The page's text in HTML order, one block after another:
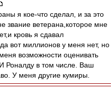
я кое-что сделал, и за это
звание ветерана,которое мне
кровь я сдавал
вот миллионов у меня нет, но
возможности оценивать
Роналду в том числе. Ваш
У меня другие кумиры.